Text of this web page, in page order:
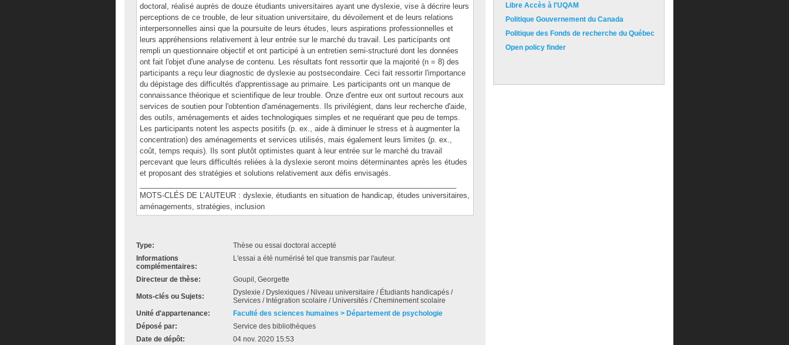
doctoral, réalisé auprès de douze étudiants universitaires ayant une dyslexie, vise à décrire leurs
perceptions de ce trouble, de leur situation universitaire, du dévoilement et de leurs relations
interpersonnelles ainsi que la poursuite de leurs études, leurs aspirations professionnelles et
leurs appréhensions relativement à leur entrée sur le marché du travail. Les participants ont
rempli un questionnaire objectif et ont participé à un entretien semi-structuré dont les données
ont fait l'objet d'une analyse de contenu. Les résultats font ressortir que la majorité (n = 8) des
participants a reçu leur diagnostic de dyslexie au postsecondaire. Ceci fait ressortir l'importance
du dépistage des difficultés d'apprentissage au primaire. Les participants ont un manque de
connaissance théorique et scientifique de leur trouble. Onze d'entre eux ont surtout recours aux
services de soutien pour l'obtention d'aménagements. Ils privilégient, dans leur recherche d'aide,
des outils, aménagements et aides technologiques simples et ne requérant que peu de temps.
Les participants notent les aspects positifs (p. ex., aide à diminuer le stress et à augmenter la
concentration) des aménagements et services utilisés, mais également leurs limites (p. ex.,
coût, temps requis). Ils sont plutôt optimistes quant à leur entrée sur le marché du travail
percevant que leurs difficultés reliées à la dyslexie seront moins déterminantes après les études
et proposant des stratégies et solutions relativement aux défis envisagés.
MOTS-CLÉS DE L’AUTEUR : dyslexie, étudiants en situation de handicap, études universitaires,
aménagements, stratégies, inclusion
Type:
Thèse ou essai doctoral accepté
Informations
complémentaires:
L'essai a été numérisé tel que transmis par l'auteur.
Directeur de thèse: Goupil, Georgette
Mots-clés ou Sujets:
Dyslexie / Dyslexiques / Niveau universitaire / Étudiants handicapés /
Services / Intégration scolaire / Universités / Cheminement scolaire
Unité d'appartenance:
Faculté des sciences humaines > Département de psychologie
Déposé par:
Service des bibliothèques
Date de dépôt:
04 nov. 2020 15:53
Libre Accès à l'UQAM
Politique Gouvernement du Canada
Politique des Fonds de recherche du Québec
Open policy finder